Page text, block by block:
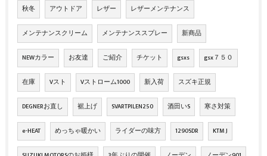
秋冬 アウトドア レザー レザーメンテナンス
メンテナンスクリーム メンテナンススプレー 新商品
NEWカラー お友達 ご紹介 チケット gsxs gsx７５０
在庫 Vスト Vストローム1000 新入荷 スズキ正規
DEGNERお直し 裾上げ SVARTPILEN250 酒田いS 寒さ対策
e-HEAT めっちゃ暖かい ライダーの味方 1290SDR KTM J